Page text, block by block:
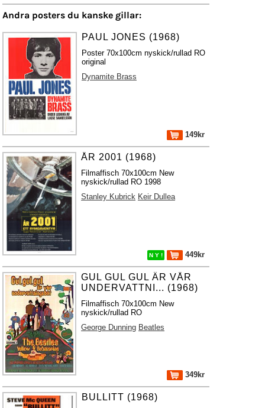
Andra posters du kanske gillar:
PAUL JONES (1968)
Poster 70x100cm nyskick/rullad RO
original
Dynamite Brass
149kr
ÅR 2001 (1968)
Filmaffisch 70x100cm New
nyskick/rullad RO 1998
Stanley Kubrick Keir Dullea
N Y ! 449kr
GUL GUL GUL ÄR VÅR
UNDERVATTNI... (1968)
Filmaffisch 70x100cm New
nyskick/rullad RO
George Dunning Beatles
349kr
BULLITT (1968)